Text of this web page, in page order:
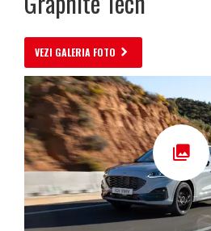
VEZI GALERIA FOTO